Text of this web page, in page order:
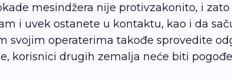
mesindžera nije protivzakonito, i
i uvek ostanete u kontaktu, kao i da
svojim operaterima takođe sprovedite
korisnici drugih zemalja neće biti